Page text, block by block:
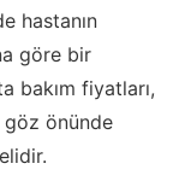
hastanın
göre bir
bakım fiyatları,
göz önünde